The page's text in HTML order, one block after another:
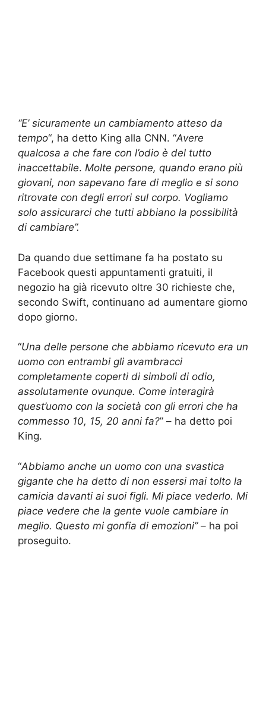
“E’ sicuramente un cambiamento atteso da
tempo“, ha detto King alla CNN. “Avere
qualcosa a che fare con l’odio è del tutto
inaccettabile. Molte persone, quando erano più
giovani, non sapevano fare di meglio e si sono
ritrovate con degli errori sul corpo. Vogliamo
solo assicurarci che tutti abbiano la possibilità
di cambiare”.
Da quando due settimane fa ha postato su
Facebook questi appuntamenti gratuiti, il
negozio ha già ricevuto oltre 30 richieste che,
secondo Swift, continuano ad aumentare giorno
dopo giorno.
“Una delle persone che abbiamo ricevuto era un
uomo con entrambi gli avambracci
completamente coperti di simboli di odio,
assolutamente ovunque. Come interagirà
quest’uomo con la società con gli errori che ha
commesso 10, 15, 20 anni fa?” – ha detto poi
King.
“Abbiamo anche un uomo con una svastica
gigante che ha detto di non essersi mai tolto la
camicia davanti ai suoi figli. Mi piace vederlo. Mi
piace vedere che la gente vuole cambiare in
meglio. Questo mi gonfia di emozioni” – ha poi
proseguito.